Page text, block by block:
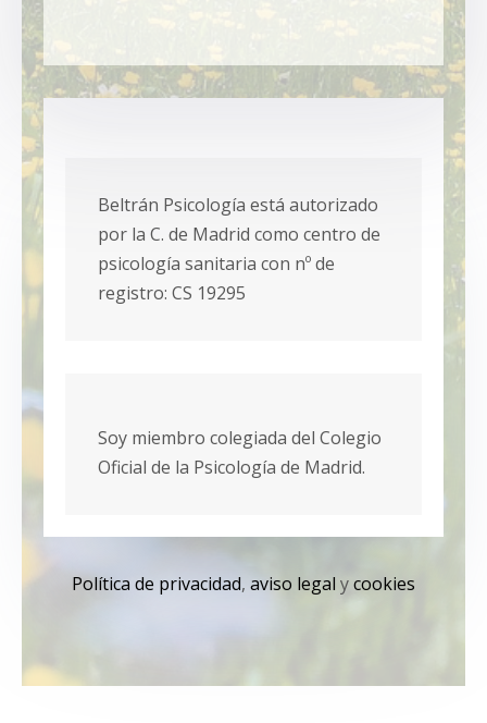
Beltrán Psicología está autorizado
por la C. de Madrid como centro de
psicología sanitaria con nº de
registro: CS 19295
Soy miembro colegiada del Colegio
Oficial de la Psicología de Madrid.
Política de privacidad, aviso legal ycookies